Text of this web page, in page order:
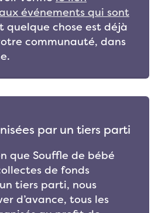
événements qui sont
quelque chose est déjà
communauté, dans
par un tiers parti
que Souffle de bébé
de fonds
tiers parti, nous
d’avance, tous les